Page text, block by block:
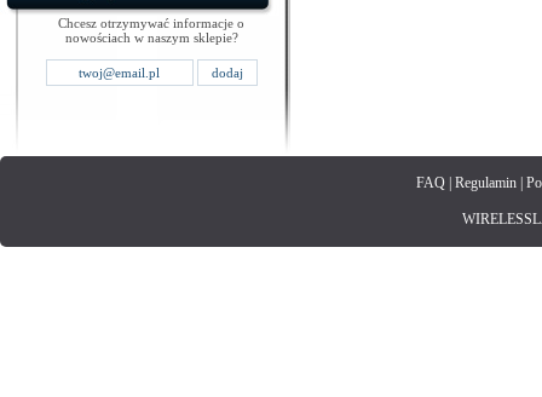
Chcesz otrzymywać informacje o
nowościach w naszym sklepie?
FAQ| Regulamin|